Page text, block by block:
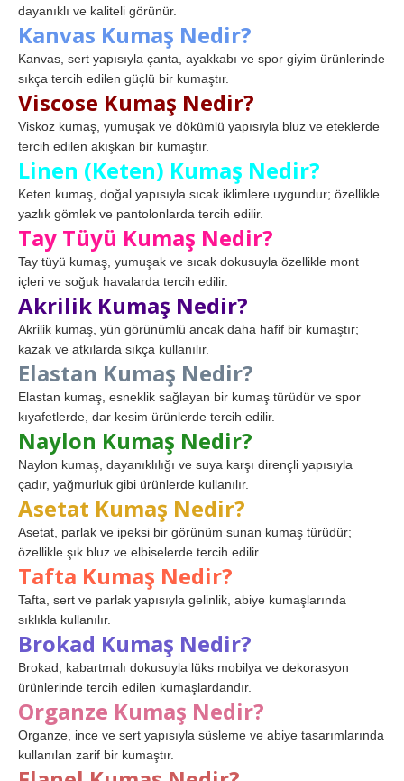
dayanıklı ve kaliteli görünür.
Kanvas Kumaş Nedir?
Kanvas, sert yapısıyla çanta, ayakkabı ve spor giyim ürünlerinde
sıkça tercih edilen güçlü bir kumaştır.
Viscose Kumaş Nedir?
Viskoz kumaş, yumuşak ve dökümlü yapısıyla bluz ve eteklerde
tercih edilen akışkan bir kumaştır.
Linen (Keten) Kumaş Nedir?
Keten kumaş, doğal yapısıyla sıcak iklimlere uygundur; özellikle
yazlık gömlek ve pantolonlarda tercih edilir.
Tay Tüyü Kumaş Nedir?
Tay tüyü kumaş, yumuşak ve sıcak dokusuyla özellikle mont
içleri ve soğuk havalarda tercih edilir.
Akrilik Kumaş Nedir?
Akrilik kumaş, yün görünümlü ancak daha hafif bir kumaştır;
kazak ve atkılarda sıkça kullanılır.
Elastan Kumaş Nedir?
Elastan kumaş, esneklik sağlayan bir kumaş türüdür ve spor
kıyafetlerde, dar kesim ürünlerde tercih edilir.
Naylon Kumaş Nedir?
Naylon kumaş, dayanıklılığı ve suya karşı dirençli yapısıyla
çadır, yağmurluk gibi ürünlerde kullanılır.
Asetat Kumaş Nedir?
Asetat, parlak ve ipeksi bir görünüm sunan kumaş türüdür;
özellikle şık bluz ve elbiselerde tercih edilir.
Tafta Kumaş Nedir?
Tafta, sert ve parlak yapısıyla gelinlik, abiye kumaşlarında
sıklıkla kullanılır.
Brokad Kumaş Nedir?
Brokad, kabartmalı dokusuyla lüks mobilya ve dekorasyon
ürünlerinde tercih edilen kumaşlardandır.
Organze Kumaş Nedir?
Organze, ince ve sert yapısıyla süsleme ve abiye tasarımlarında
kullanılan zarif bir kumaştır.